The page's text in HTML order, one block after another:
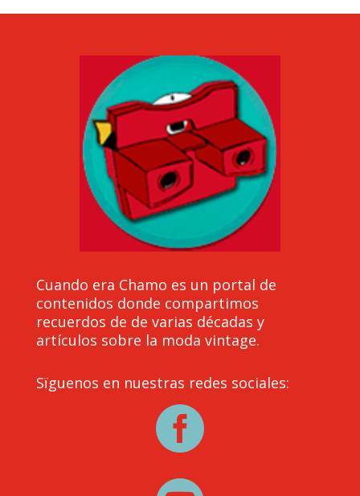
Cuando era Chamo es un portal de
contenidos donde compartimos
recuerdos de de varias décadas y
artículos sobre la moda vintage.
Sïguenos en nuestras redes sociales:
